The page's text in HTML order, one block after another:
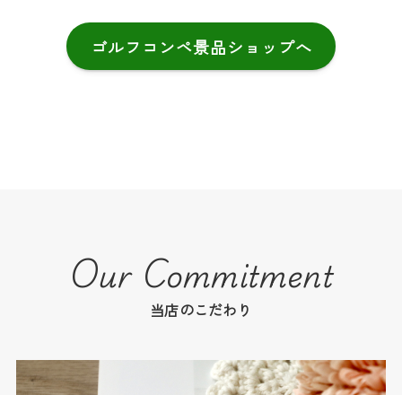
ゴルフコンペ景品ショップへ
Our Commitment
当店のこだわり